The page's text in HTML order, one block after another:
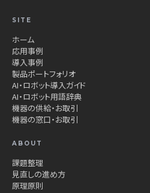
SITE
ホーム
応用事例
導入事例
製品ポートフォリオ
AI・ロボット導入ガイド
AI・ロボット用語辞典
機器の供給・お取引
機器の窓口・お取引
ABOUT
課題整理
見直しの進め方
原理原則